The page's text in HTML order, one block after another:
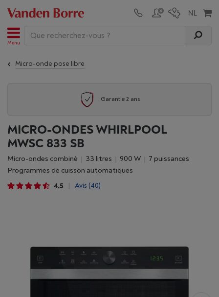
Menu
Micro-onde pose libre
Garantie 2 ans
MICRO-ONDES WHIRLPOOL
MWSC 833 SB
Micro-ondes combiné 33 litres 900 W
7 puissances
Programmes de cuisson automatiques
4,5
Avis (40)